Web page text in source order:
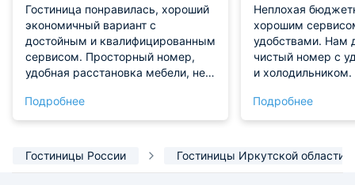
Гостиница понравилась, хороший
экономичный вариант с
достойным и квалифицированным
сервисом. Просторный номер,
удобная расстановка мебели, не
номеру. Прекрасные условия для
сна, шикарная кровать с удобным
принадлежности высокого
Подробнее
Неплохая
хорошим
удобствами. Нам
чистый номер с
и
плюс, что есть
отдельную плату можно заказать
Подробнее
Гостиницы России Гостиницы Иркутской области